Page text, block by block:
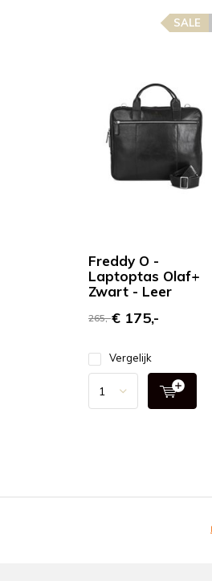
Freddy O -
Laptoptas Olaf+
Zwart - Leer
SALE
265,-€ 175,-
Vergelijk